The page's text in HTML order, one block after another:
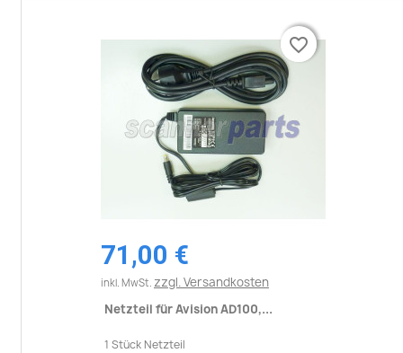
71,00 €
inkl. MwSt. zzgl. Versandkosten
Netzteil für Avision AD100,...
1 Stück Netzteil
favorite_border
favorite_border